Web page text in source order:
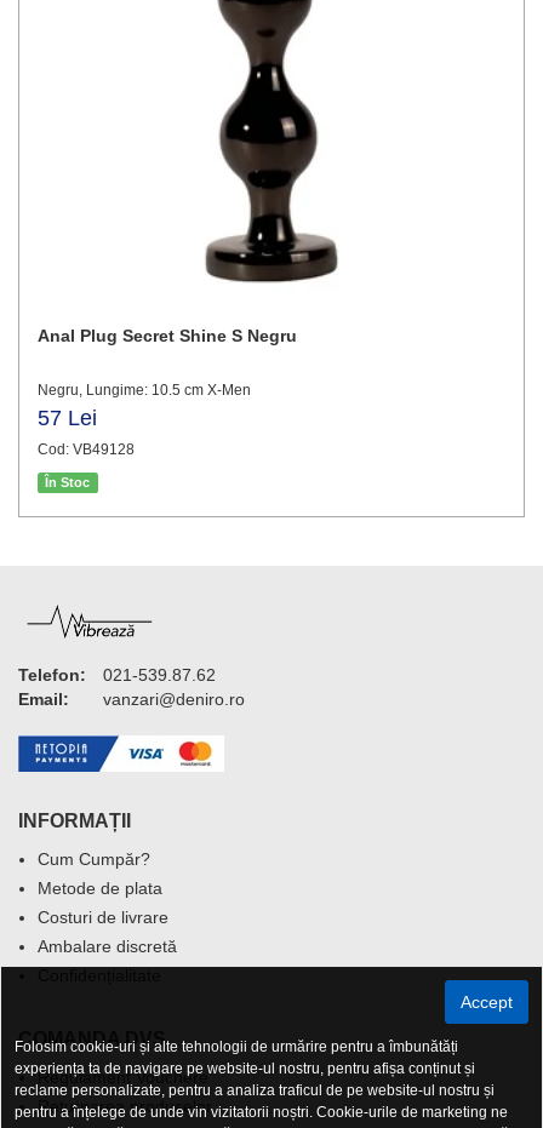
Anal Plug Secret Shine S Negru
Negru, Lungime: 10.5 cm X-Men
57 Lei
Cod: VB49128
În Stoc
Telefon:
021-539.87.62
Email:
vanzari@deniro.ro
INFORMAȚII
Cum Cumpăr?
Metode de plata
Costuri de livrare
Ambalare discretă
COMANDA DVS.
Regulament Vouchere
Returnarea produselor
Accept
Folosim cookie-uri și alte tehnologii de urmărire pentru a îmbunătăți
experiența ta de navigare pe website-ul nostru, pentru afișa conținut și
reclame personalizate, pentru a analiza traficul de pe website-ul nostru și
pentru a înțelege de unde vin vizitatorii noștri. Cookie-urile de marketing ne